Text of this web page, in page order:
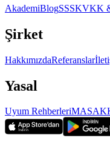
AkademiBlogSSSKVKK
Şirket
HakkımızdaReferanslar
Yasal
Uyum RehberleriMASAK